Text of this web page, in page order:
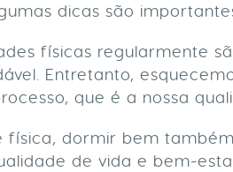
dicas são
físicas regularmente
Entretanto,
que é a nossa
física, dormir bem
de vida e bem-